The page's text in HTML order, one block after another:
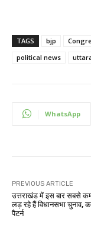
TAGS bjp
political news
WhatsApp
PREVIOUS ARTICLE
उत्तराखंड में इस बार सबसे कम
लड़ रहे हैं विधानसभा चुनाव,
पैटर्न